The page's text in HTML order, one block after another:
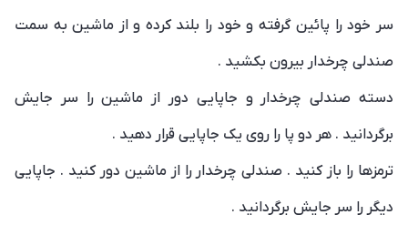
سر خود را پائین گرفته و خود را بلند کرده و از ماشین به سمت
صندلی چرخدار بیرون بکشید .
دسته صندلی چرخدار و جاپایی دور از ماشین را سر جایش
برگردانید . هر دو پا را روی یک جاپایی قرار دهید .
ترمزها را باز کنید . صندلی چرخدار را از ماشین دور کنید . جاپایی
دیگر را سر جایش برگردانید .